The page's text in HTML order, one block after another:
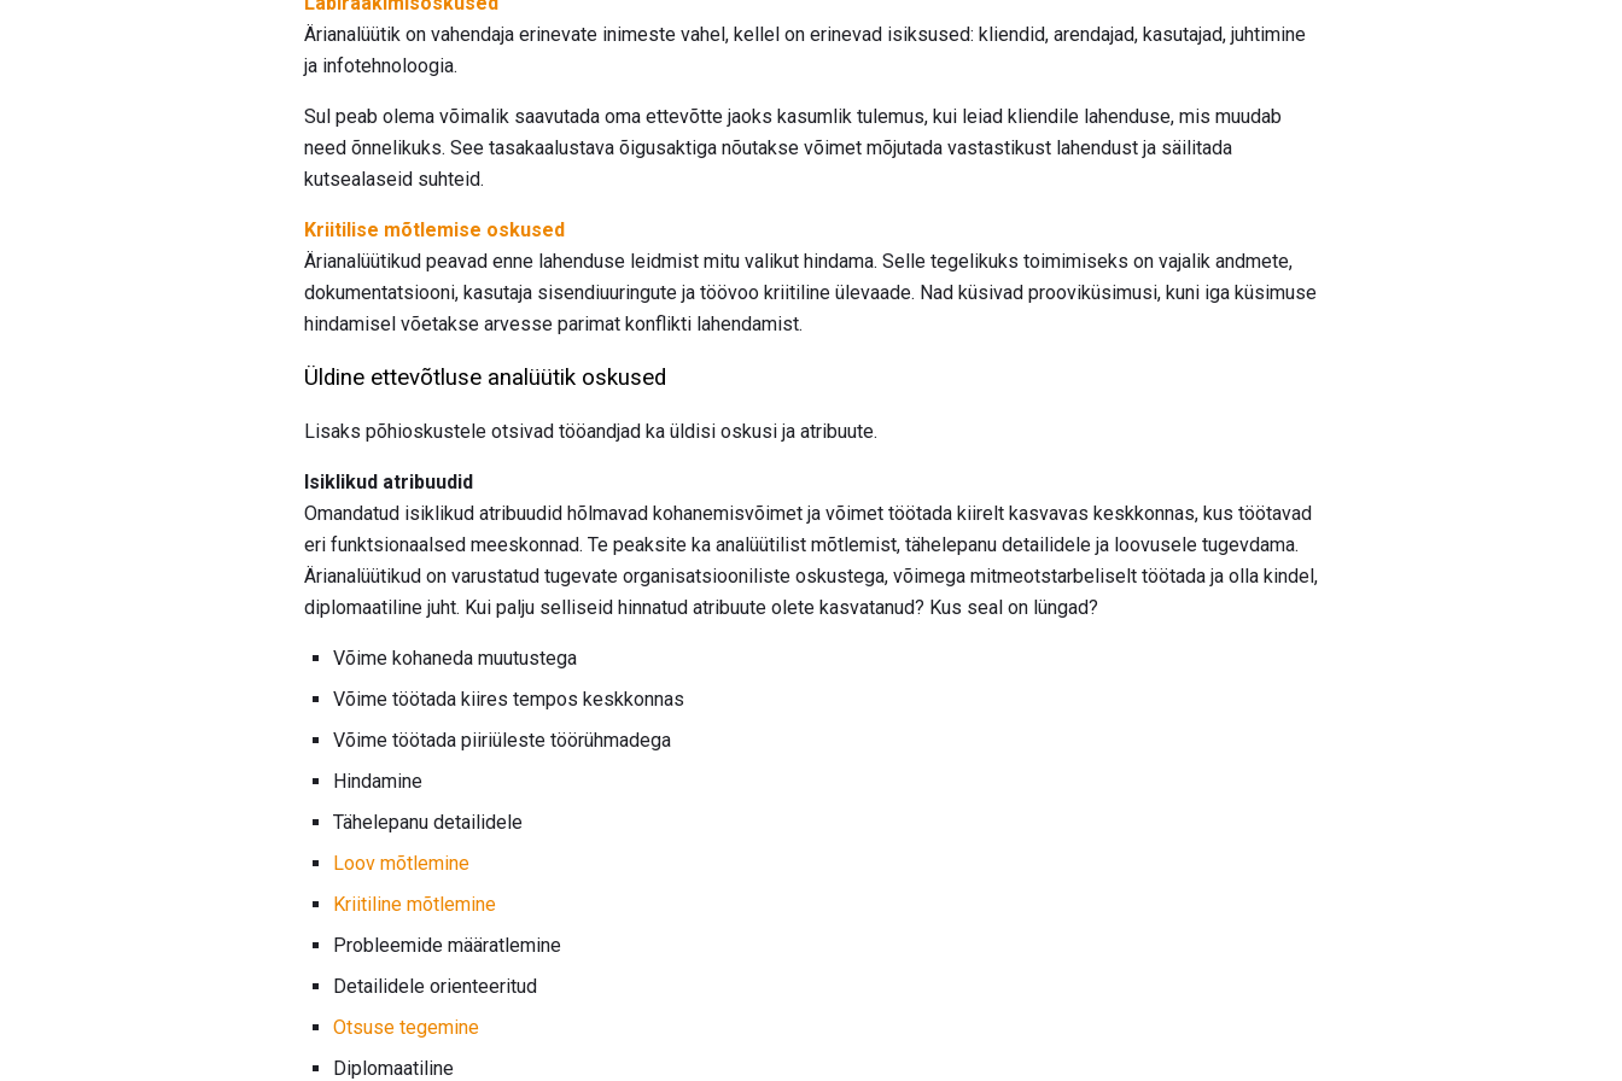
Ärianalüütik on vahendaja erinevate inimeste vahel, kellel on erinevad isiksused: kliendid, arendajad, kasutajad, juhtimine
ja infotehnoloogia.
Sul peab olema võimalik saavutada oma ettevõtte jaoks kasumlik tulemus, kui leiad kliendile lahenduse, mis muudab
need õnnelikuks. See tasakaalustava õigusaktiga nõutakse võimet mõjutada vastastikust lahendust ja säilitada
kutsealaseid suhteid.
Kriitilise mõtlemise oskused
Ärianalüütikud peavad enne lahenduse leidmist mitu valikut hindama. Selle tegelikuks toimimiseks on vajalik andmete,
dokumentatsiooni, kasutaja sisendiuuringute ja töövoo kriitiline ülevaade. Nad küsivad prooviküsimusi, kuni iga küsimuse
hindamisel võetakse arvesse parimat konflikti lahendamist.
Üldine ettevõtluse analüütik oskused
Lisaks põhioskustele otsivad tööandjad ka üldisi oskusi ja atribuute.
Isiklikud atribuudid
Omandatud isiklikud atribuudid hõlmavad kohanemisvõimet ja võimet töötada kiirelt kasvavas keskkonnas, kus töötavad
eri funktsionaalsed meeskonnad. Te peaksite ka analüütilist mõtlemist, tähelepanu detailidele ja loovusele tugevdama.
Ärianalüütikud on varustatud tugevate organisatsiooniliste oskustega, võimega mitmeotstarbeliselt töötada ja olla kindel,
diplomaatiline juht. Kui palju selliseid hinnatud atribuute olete kasvatanud? Kus seal on lüngad?
Võime kohaneda muutustega
Võime töötada kiires tempos keskkonnas
Võime töötada piiriüleste töörühmadega
Hindamine
Tähelepanu detailidele
Loov mõtlemine
Kriitiline mõtlemine
Probleemide määratlemine
Detailidele orienteeritud
Otsuse tegemine
Diplomaatiline